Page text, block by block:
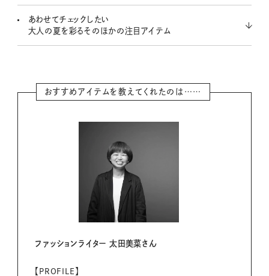
あわせてチェックしたい
大人の夏を彩るそのほかの注目アイテム
おすすめアイテムを教えてくれたのは……
ファッションライター 太田美菜さん
【PROFILE】